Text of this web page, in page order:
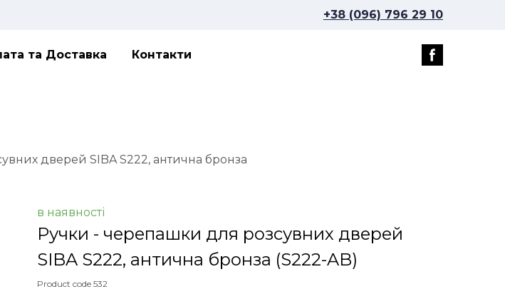
+38 (096) 796 29 10
та Доставка Контакти
дверей SIBA S222, антична бронза
в наявності
Ручки - черепашки для розсувних дверей
SIBA S222, антична бронза (S222-AB)
Product code 532